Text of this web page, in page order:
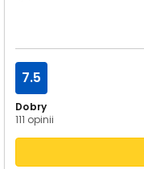
Dobry
111 opinii
7.5